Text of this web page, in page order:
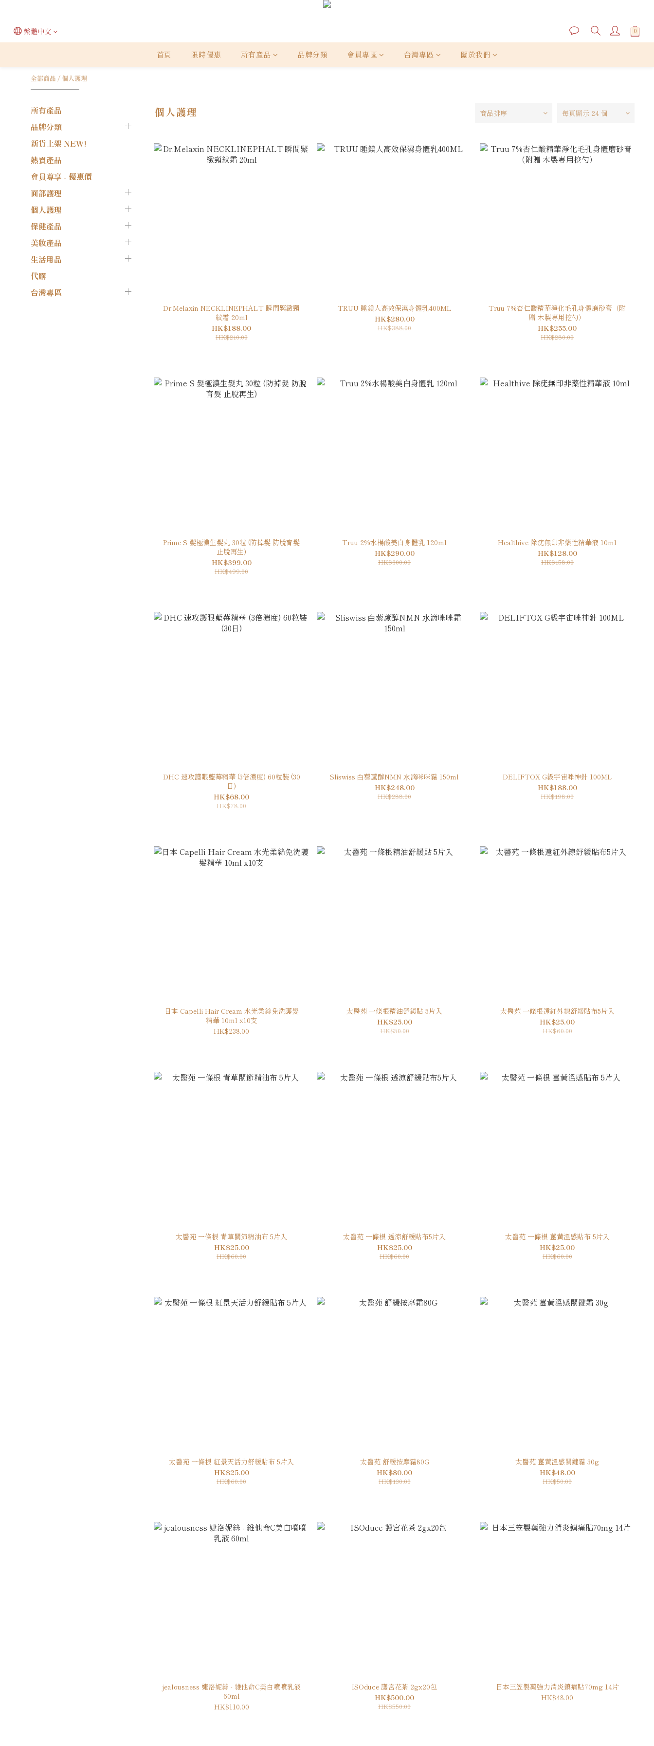
繁體中文
首頁 限時優惠 所有產品 品牌分類 會員專區 台灣專區 關於我們
全部商品 / 個人護理
所有產品
品牌分類
新貨上架 NEW!
熱賣產品
會員尊享 - 優惠價
面部護理
個人護理
保健產品
美妝產品
生活用品
代購
台灣專區
個人護理 商品排序 每頁顯示 24 個
Dr.Melaxin NECKLINEPHALT 瞬間緊緻頸
紋霜 20ml
HK$188.00
HK$210.00
TRUU 睡鎂人高效保濕身體乳400ML
HK$280.00
HK$388.00
Truu 7%杏仁酸精華淨化毛孔身體磨砂膏（附
贈 木製專用挖勺）
HK$255.00
HK$280.00
Prime S 髮極濃生髮丸 30粒 (防掉髮 防脫育髮
止脫再生)
HK$399.00
HK$499.00
Truu 2%水楊酸美白身體乳 120ml
HK$290.00
HK$300.00
Healthive 除疣無印非藥性精華液 10ml
HK$128.00
HK$158.00
DHC 速攻護眼藍莓精華 (3倍濃度) 60粒裝 (30
日)
HK$68.00
HK$78.00
Sliswiss ⽩藜蘆醇NMN ⽔滴咪咪霜 150ml
HK$248.00
HK$288.00
DELIFTOX G級宇宙咪神針 100ML
HK$188.00
HK$198.00
日本 Capelli Hair Cream 水光柔絲免洗護髮
精華 10ml x10支
HK$238.00
太醫苑 一條根精油舒緩貼 5片入
HK$25.00
HK$50.00
太醫苑 一條根遠紅外線舒緩貼布5片入
HK$25.00
HK$60.00
太醫苑 一條根 青草關節精油布 5片入
HK$25.00
HK$60.00
太醫苑 一條根 透涼舒緩貼布5片入
HK$25.00
HK$60.00
太醫苑 一條根 薑黃溫感貼布 5片入
HK$25.00
HK$60.00
太醫苑 一條根 紅景天活力舒緩貼布 5片入
HK$25.00
HK$60.00
太醫苑 舒緩按摩霜80G
HK$80.00
HK$130.00
太醫苑 薑黃溫感關鍵霜 30g
HK$48.00
HK$50.00
jealousness 婕洛妮絲 - 維他命C美白噴噴乳液
60ml
HK$110.00
ISOduce 護宮花茶 2gx20包
HK$500.00
HK$550.00
日本三笠製藥強力消炎鎮痛貼70mg 14片
HK$48.00